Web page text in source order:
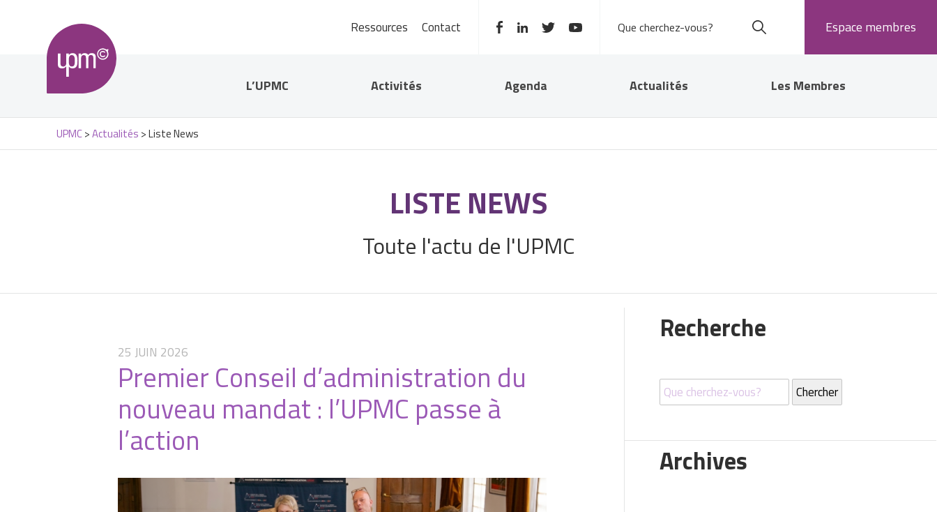
Ressources Contact Espace membres
L’UPMC Activités Agenda Actualités Les Membres
UPMC>Actualités >Liste News
LISTE NEWS
Toute l'actu de l'UPMC
25 JUIN 2026
Premier Conseil d’administration du
nouveau mandat : l’UPMC passe à
l’action
Recherche
Archives